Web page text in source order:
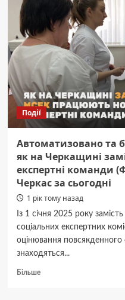
героїв
у
Черкасах
Події
Автоматизовано та
як на Черкащині
експертні команди
Черкас за сьогодні
1 рік тому назад
Із 1 січня 2025 року
соціальних експертних
оцінювання
знаходяться...
БільшеДокладніше